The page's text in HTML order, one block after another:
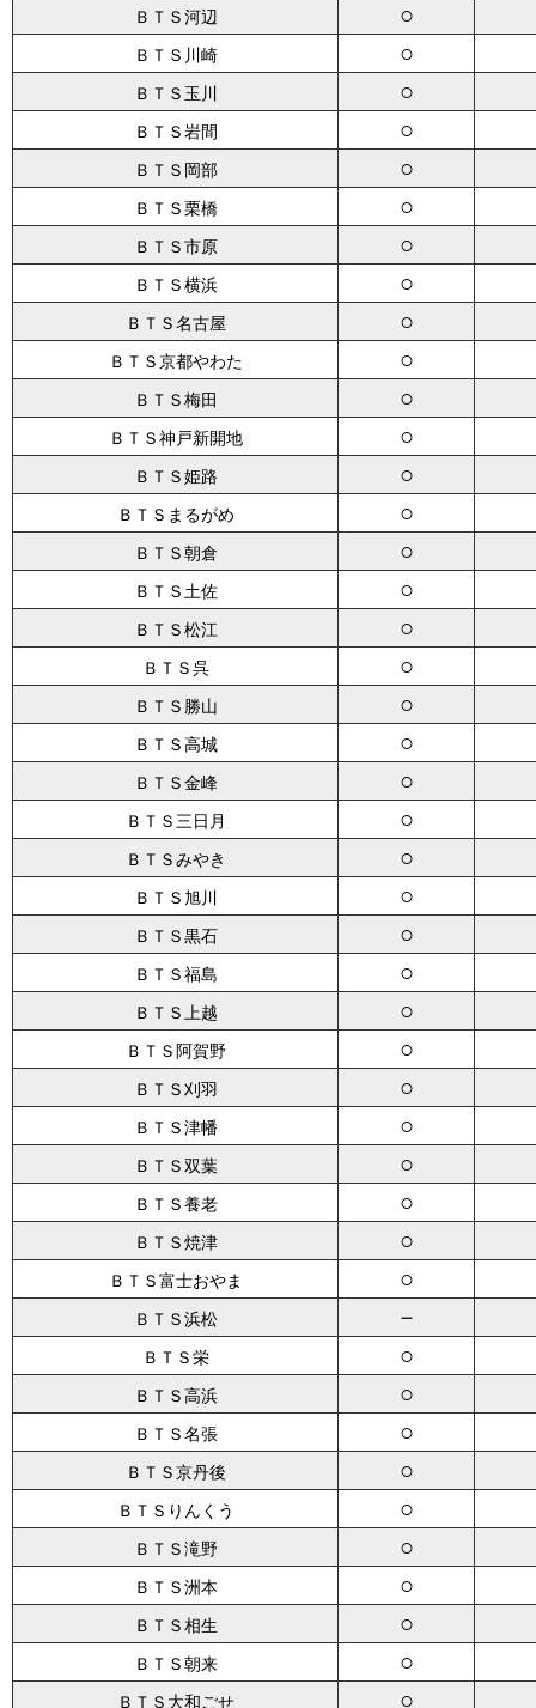
ＢＴＳ河辺 ○
ＢＴＳ川崎 ○
ＢＴＳ玉川 ○
ＢＴＳ岩間 ○
ＢＴＳ岡部 ○
ＢＴＳ栗橋 ○
ＢＴＳ市原 ○
ＢＴＳ横浜 ○
ＢＴＳ名古屋 ○
ＢＴＳ京都やわた ○
ＢＴＳ梅田 ○
ＢＴＳ神戸新開地 ○
ＢＴＳ姫路 ○
ＢＴＳまるがめ ○
ＢＴＳ朝倉 ○
ＢＴＳ土佐 ○
ＢＴＳ松江 ○
ＢＴＳ呉 ○
ＢＴＳ勝山 ○
ＢＴＳ高城 ○
ＢＴＳ金峰 ○
ＢＴＳ三日月 ○
ＢＴＳみやき ○
ＢＴＳ旭川 ○
ＢＴＳ黒石 ○
ＢＴＳ福島 ○
ＢＴＳ上越 ○
ＢＴＳ阿賀野 ○
ＢＴＳ刈羽 ○
ＢＴＳ津幡 ○
ＢＴＳ双葉 ○
ＢＴＳ養老 ○
ＢＴＳ焼津 ○
ＢＴＳ富士おやま ○
ＢＴＳ浜松 －
ＢＴＳ栄 ○
ＢＴＳ高浜 ○
ＢＴＳ名張 ○
ＢＴＳ京丹後 ○
ＢＴＳりんくう ○
ＢＴＳ滝野 ○
ＢＴＳ洲本 ○
ＢＴＳ相生 ○
ＢＴＳ朝来 ○
ＢＴＳ大和ごせ ○